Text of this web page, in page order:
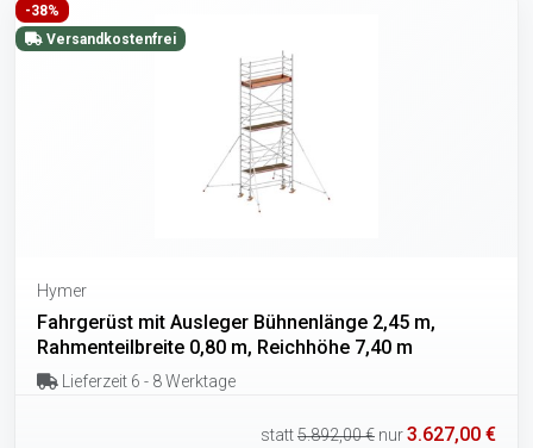
-38%
Versandkostenfrei
Hymer
Fahrgerüst mit Ausleger Bühnenlänge 2,45 m,
Rahmenteilbreite 0,80 m, Reichhöhe 7,40 m
Lieferzeit 6 - 8 Werktage
statt5.892,00 € nur3.627,00 €